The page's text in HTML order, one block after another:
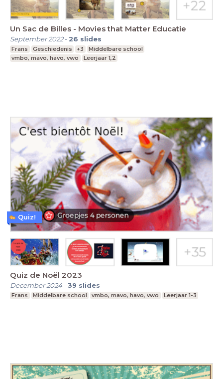
Un Sac de Billes - Movies that Matter Educatie
September 2022- 26 slides
Frans Geschiedenis +3
Middelbare school
vmbo, mavo, havo, vwo
Leerjaar 1,2
Quiz de Noël 2023
December 2024-39 slides
Frans Middelbare school vmbo, mavo, havo, vwo Leerjaar 1-3
Quiz!